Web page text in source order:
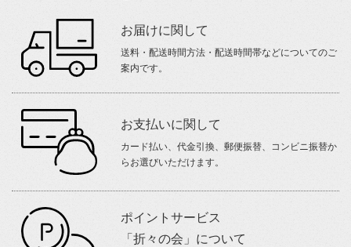
お届けに関して
送料・配送時間方法・配送時間帯などについてのご
案内です。
お支払いに関して
カード払い、代金引換、郵便振替、コンビニ振替か
らお選びいただけます。
ポイントサービス
「折々の会」について